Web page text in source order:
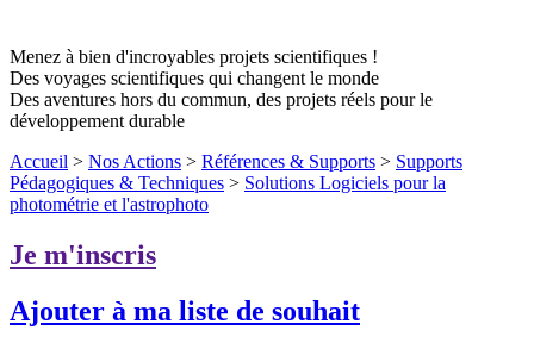
Menez à bien d'incroyables projets scientifiques !
Des voyages scientifiques qui changent le monde
Des aventures hors du commun, des projets réels pour le
développement durable
Accueil > Nos Actions > Références & Supports > Supports
Pédagogiques & Techniques > Solutions Logiciels pour la
photométrie et l'astrophoto
Je m'inscris
Ajouter à ma liste de souhait